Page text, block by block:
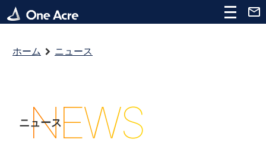
ホーム ニュース
ニュース
NEWS